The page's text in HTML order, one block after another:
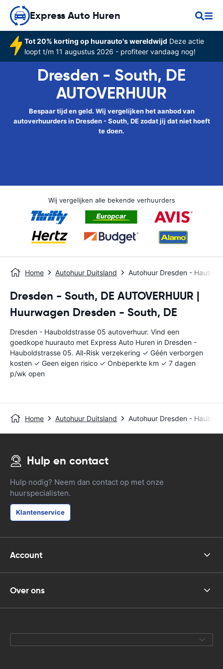
Express Auto Huren
Tot 20% korting op huurauto's wereldwijd Deze actie
loopt t/m 11 augustus 2026 - profiteer vandaag nog!
Dresden - South, DE
AUTOVERHUUR
Bespaar tijd en geld. Wij vergelijken het aanbod van
autoverhuurders in Dresden - South, DE zodat jij dat niet hoeft
te doen.
Wij vergelijken alle bekende verhuurders
Home Autohuur Duitsland Autohuur Dresden -
Dresden - South, DE AUTOVERHUUR |
Huurwagen Dresden - South, DE
Dresden - Hauboldstrasse 05 autoverhuur. Vind een
goedkope huurauto met Express Auto Huren in Dresden -
Hauboldstrasse 05. All-Risk verzekering ✓ Géén verborgen
kosten ✓ Geen eigen risico ✓ Onbeperkte km ✓ 7 dagen
p/wk open
Home Autohuur Duitsland Autohuur Dresden -
Hulp en contact
Hulp nodig? Neem dan contact op met onze
huurspecialisten.
Klantenservice
Account
Over ons